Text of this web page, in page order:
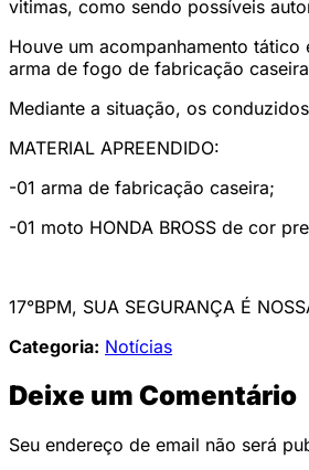
vitimas, como sendo possíveis
Houve um acompanhamento
arma de fogo de fabricação
Mediante a situação, os
MATERIAL APREENDIDO:
-01 arma de fabricação caseira;
-01 moto HONDA BROSS de cor
17°BPM, SUA SEGURANÇA É
Categoria: Notícias
Deixe um Comentário
Seu endereço de email não será